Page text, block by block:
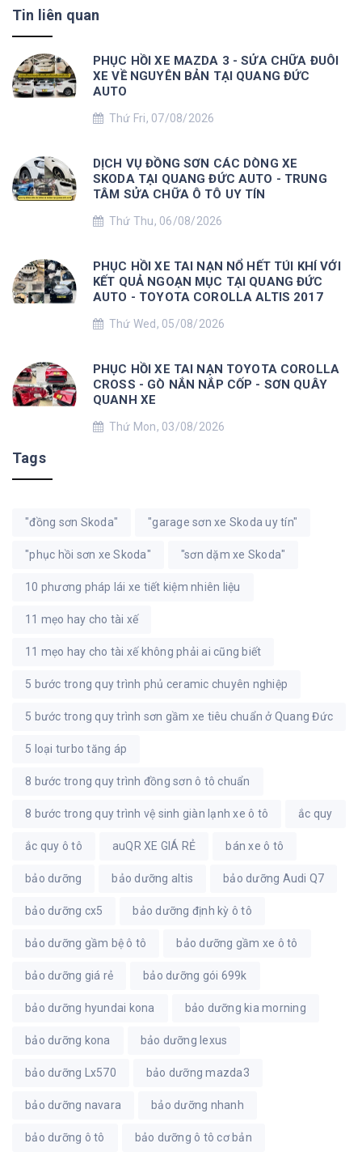
Tin liên quan
PHỤC HỒI XE MAZDA 3 - SỬA CHỮA ĐUÔI
XE VỀ NGUYÊN BẢN TẠI QUANG ĐỨC
AUTO
Thứ Fri, 07/08/2026
DỊCH VỤ ĐỒNG SƠN CÁC DÒNG XE
SKODA TẠI QUANG ĐỨC AUTO - TRUNG
TÂM SỬA CHỮA Ô TÔ UY TÍN
Thứ Thu, 06/08/2026
PHỤC HỒI XE TAI NẠN NỔ HẾT TÚI KHÍ VỚI
KẾT QUẢ NGOẠN MỤC TẠI QUANG ĐỨC
AUTO - TOYOTA COROLLA ALTIS 2017
Thứ Wed, 05/08/2026
PHỤC HỒI XE TAI NẠN TOYOTA COROLLA
CROSS - GÒ NẮN NẮP CỐP - SƠN QUÂY
QUANH XE
Thứ Mon, 03/08/2026
Tags
"đồng sơn Skoda" "garage sơn xe Skoda uy tín"
"phục hồi sơn xe Skoda" "sơn dặm xe Skoda"
10 phương pháp lái xe tiết kiệm nhiên liệu
11 mẹo hay cho tài xế
11 mẹo hay cho tài xế không phải ai cũng biết
5 bước trong quy trình phủ ceramic chuyên nghiệp
5 bước trong quy trình sơn gầm xe tiêu chuẩn ở Quang Đức
5 loại turbo tăng áp
8 bước trong quy trình đồng sơn ô tô chuẩn
8 bước trong quy trình vệ sinh giàn lạnh xe ô tô ắc quy
ắc quy ô tô auQR XE GIÁ RẺ bán xe ô tô
bảo dưỡng bảo dưỡng altis bảo dưỡng Audi Q7
bảo dưỡng cx5 bảo dưỡng định kỳ ô tô
bảo dưỡng gầm bệ ô tô bảo dưỡng gầm xe ô tô
bảo dưỡng giá rẻ bảo dưỡng gói 699k
bảo dưỡng hyundai kona bảo dưỡng kia morning
bảo dưỡng kona bảo dưỡng lexus
bảo dưỡng Lx570 bảo dưỡng mazda3
bảo dưỡng navara bảo dưỡng nhanh
bảo dưỡng ô tô bảo dưỡng ô tô cơ bản